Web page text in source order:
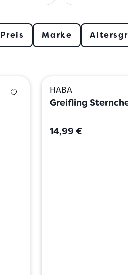
Preis Marke
HABA
Greifling
14,99 €